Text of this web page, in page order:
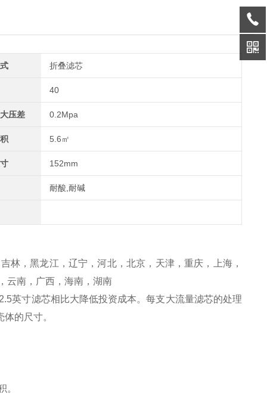
折叠滤芯
40
压差 0.2Mpa
5.6㎡
152mm
耐酸,耐碱
林，黑龙江，辽宁，河北，北京，天津，重庆，上海，
云南，广西，海南，湖南
英寸滤芯相比大降低投资成本。每支大流量滤芯的处理
的尺寸。
。